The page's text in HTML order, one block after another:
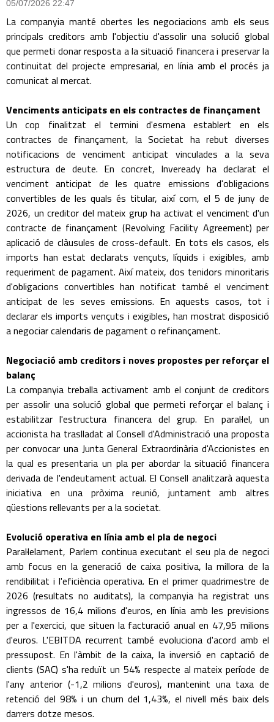
05/07/2026 22:47
La companyia manté obertes les negociacions amb els seus
principals creditors amb l'objectiu d'assolir una solució global
que permeti donar resposta a la situació financera i preservar la
continuitat del projecte empresarial, en línia amb el procés ja
comunicat al mercat.
Venciments anticipats en els contractes de finançament
Un cop finalitzat el termini d'esmena establert en els
contractes de finançament, la Societat ha rebut diverses
notificacions de venciment anticipat vinculades a la seva
estructura de deute. En concret, Inveready ha declarat el
venciment anticipat de les quatre emissions d'obligacions
convertibles de les quals és titular, així com, el 5 de juny de
2026, un creditor del mateix grup ha activat el venciment d'un
contracte de finançament (Revolving Facility Agreement) per
aplicació de clàusules de cross-default. En tots els casos, els
imports han estat declarats vençuts, líquids i exigibles, amb
requeriment de pagament. Així mateix, dos tenidors minoritaris
d'obligacions convertibles han notificat també el venciment
anticipat de les seves emissions. En aquests casos, tot i
declarar els imports vençuts i exigibles, han mostrat disposició
a negociar calendaris de pagament o refinançament.
Negociació amb creditors i noves propostes per reforçar el
balanç
La companyia treballa activament amb el conjunt de creditors
per assolir una solució global que permeti reforçar el balanç i
estabilitzar l'estructura financera del grup. En paral·lel, un
accionista ha traslladat al Consell d'Administració una proposta
per convocar una Junta General Extraordinària d'Accionistes en
la qual es presentaria un pla per abordar la situació financera
derivada de l'endeutament actual. El Consell analitzarà aquesta
iniciativa en una pròxima reunió, juntament amb altres
qüestions rellevants per a la societat.
Evolució operativa en línia amb el pla de negoci
Paral·lelament, Parlem continua executant el seu pla de negoci
amb focus en la generació de caixa positiva, la millora de la
rendibilitat i l'eficiència operativa. En el primer quadrimestre de
2026 (resultats no auditats), la companyia ha registrat uns
ingressos de 16,4 milions d'euros, en línia amb les previsions
per a l'exercici, que situen la facturació anual en 47,95 milions
d'euros. L'EBITDA recurrent també evoluciona d'acord amb el
pressupost. En l'àmbit de la caixa, la inversió en captació de
clients (SAC) s'ha reduït un 54% respecte al mateix període de
l'any anterior (-1,2 milions d'euros), mantenint una taxa de
retenció del 98% i un churn del 1,43%, el nivell més baix dels
darrers dotze mesos.